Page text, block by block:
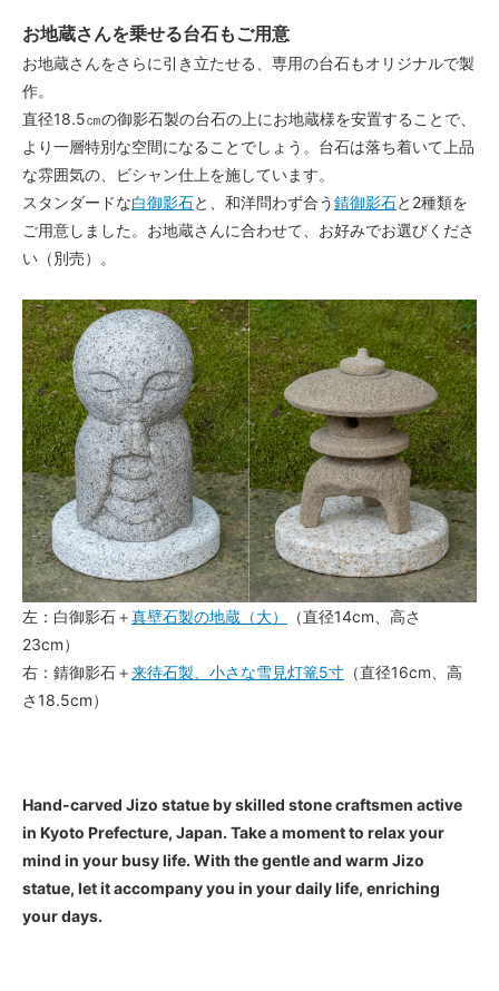
お地蔵さんを乗せる台石もご用意
お地蔵さんをさらに引き立たせる、専用の台石もオリジナルで製
作。
直径18.5㎝の御影石製の台石の上にお地蔵様を安置することで、
より一層特別な空間になることでしょう。台石は落ち着いて上品
な雰囲気の、ビシャン仕上を施しています。
スタンダードな白御影石と、和洋問わず合う錆御影石と2種類を
ご用意しました。お地蔵さんに合わせて、お好みでお選びくださ
い（別売）。
左：白御影石＋真壁石製の地蔵（大）
（直径14cm、高さ
23cm）
右：錆御影石＋来待石製、小さな雪見灯篭5寸 （直径16cm、高
さ18.5cm）
Hand-carved Jizo statue by skilled stone craftsmen active
in Kyoto Prefecture, Japan. Take a moment to relax your
mind in your busy life. With the gentle and warm Jizo
statue, let it accompany you in your daily life, enriching
your days.